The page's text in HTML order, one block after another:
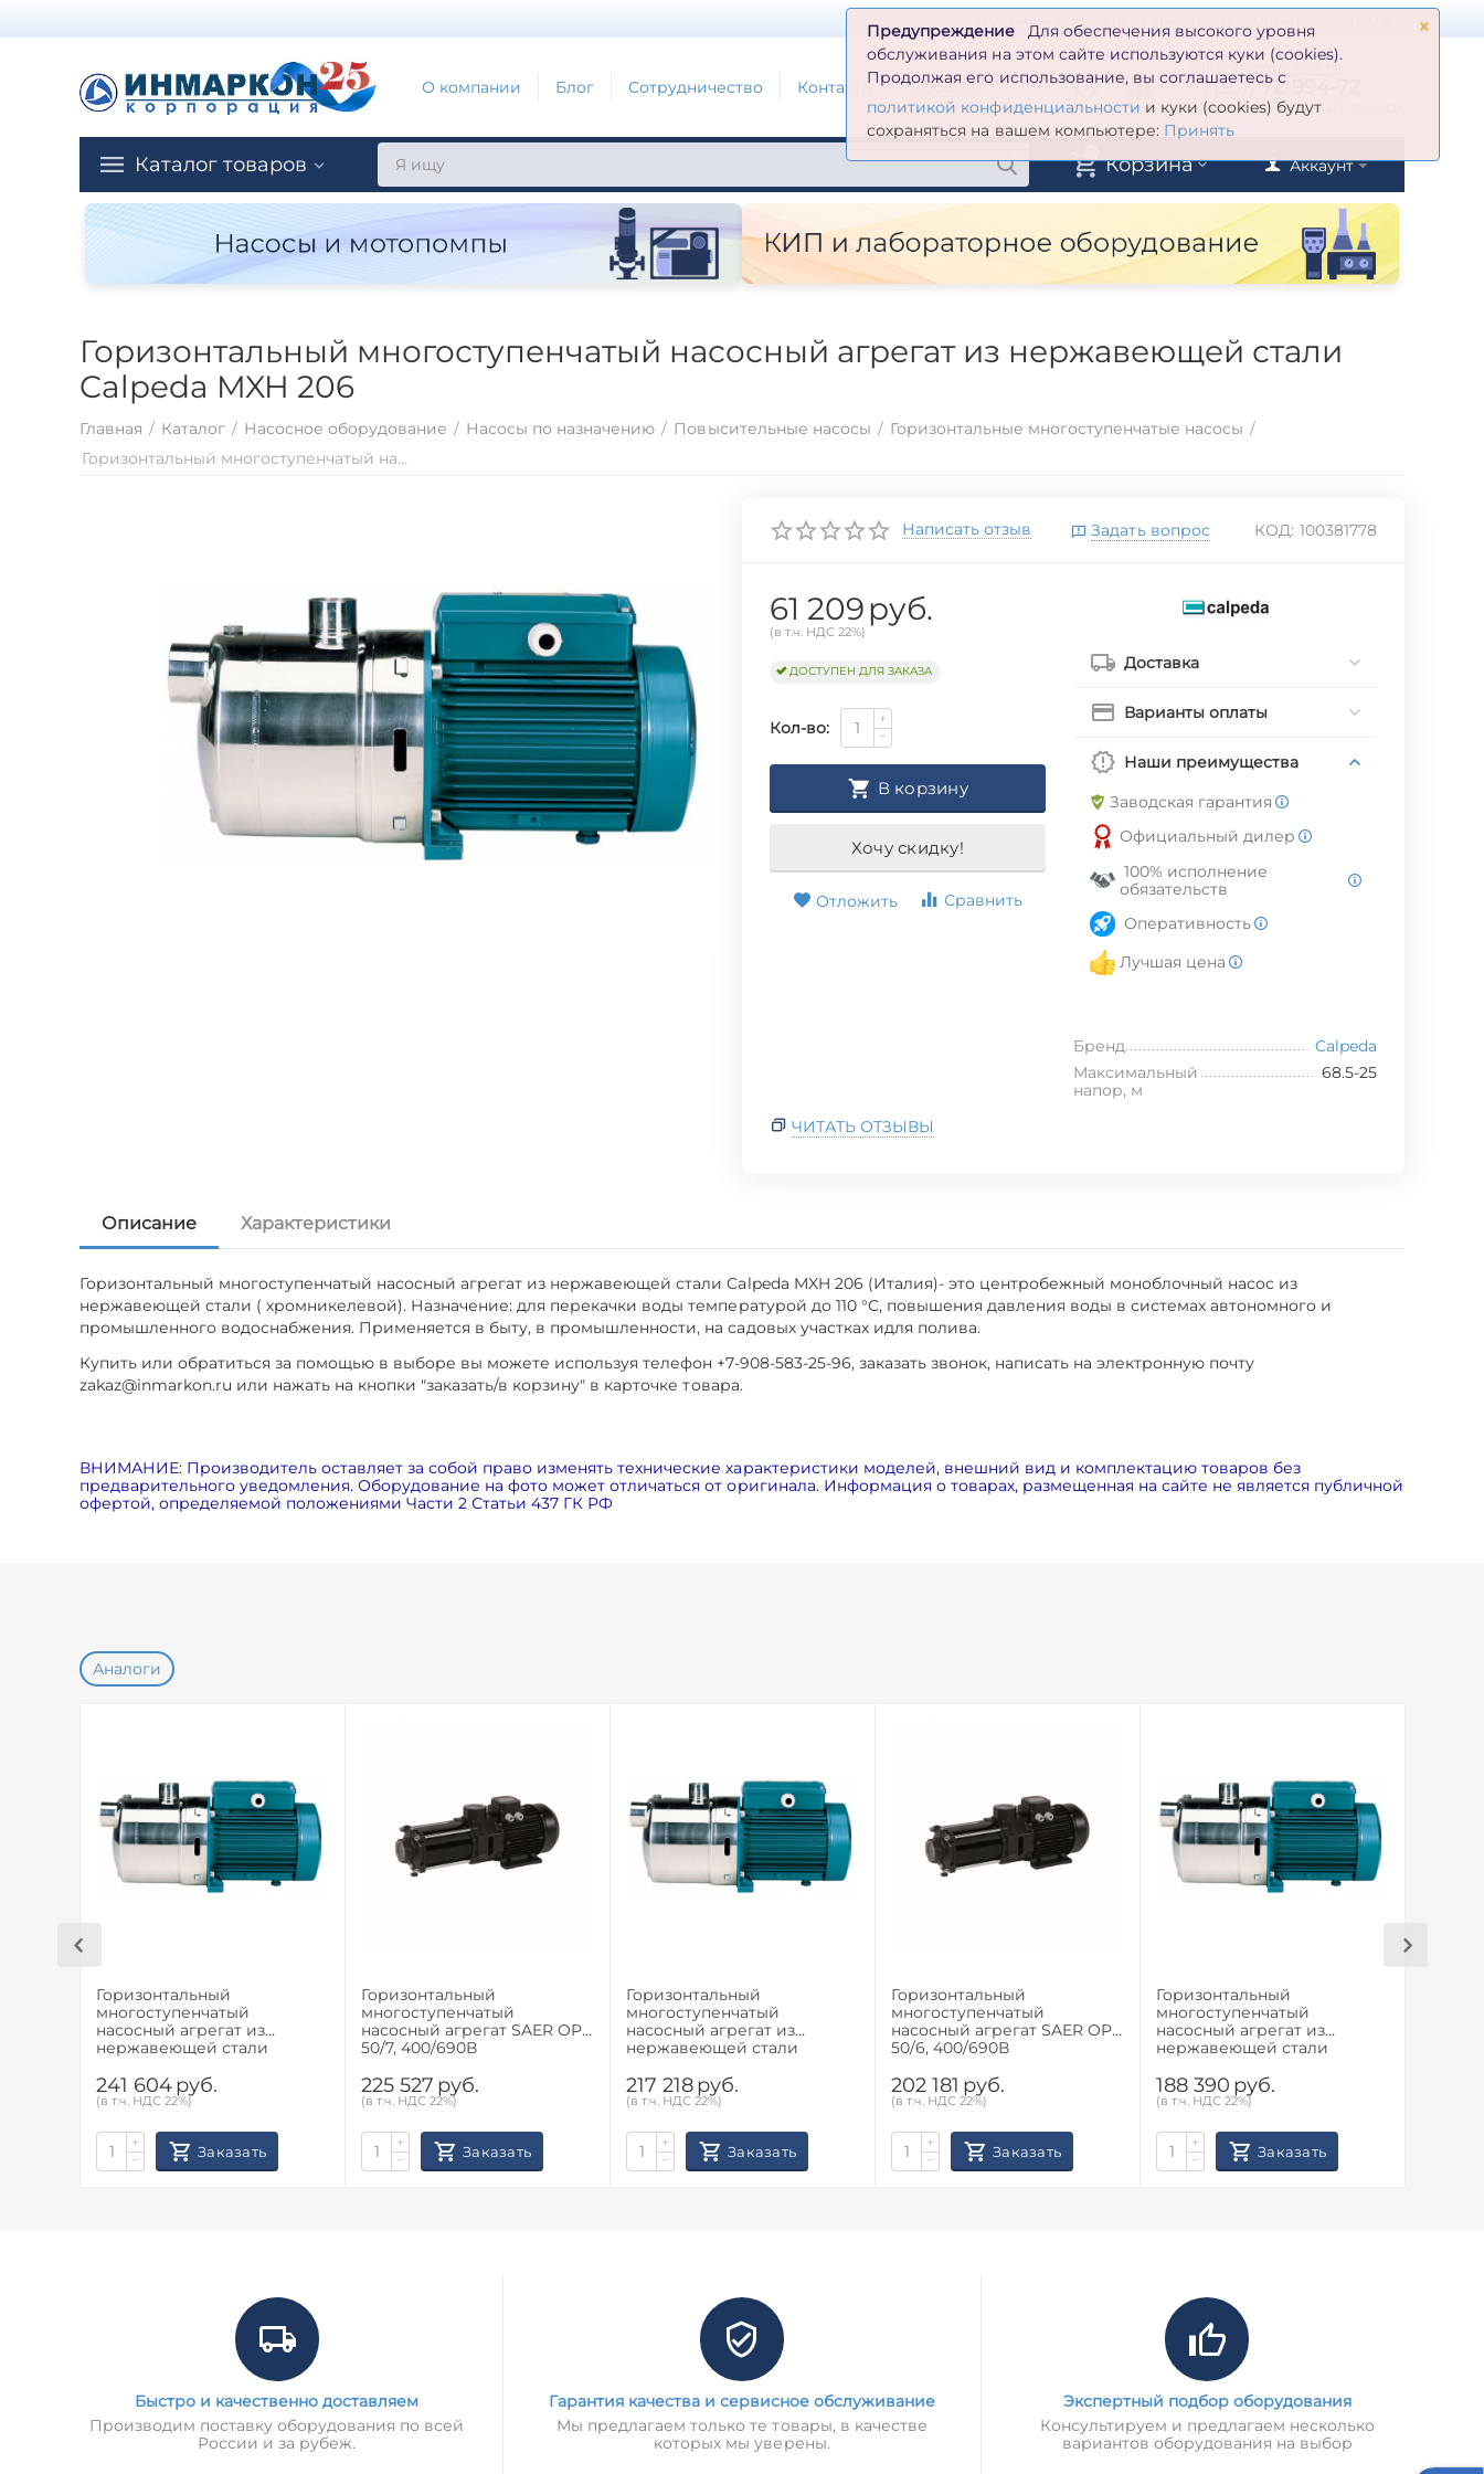
×
Предупреждение
Для обеспечения высокого уровня
обслуживания на этом сайте используются куки (cookies).
Продолжая его использование, вы соглашаетесь с
политикой конфиденциальности и куки (cookies) будут
сохраняться на вашем компьютере: Принять
О компании Блог Сотрудничество Контакты Глоссарий
zakaz@inmarkon.ru
+7(351)72-994-72
Заказать обратный звонок
Каталог товаров Аккаунт
Корзина
Горизонтальный многоступенчатый насосный агрегат из нержавеющей стали
Calpeda MXH 206
Главная / Каталог / Насосное оборудование / Насосы по назначению / Повысительные насосы / Горизонтальные многоступенчатые насосы /
Горизонтальный многоступенчатый насосный агрегат из нержавеющей стали Calpeda MXH 206
Написать отзыв Задать вопрос КОД: 100381778
61 209руб.
(в т.ч. НДС 22%)
ДОСТУПЕН ДЛЯ ЗАКАЗА
Кол-во:
+
−
В корзину
Хочу скидку!
Отложить Сравнить
Доставка
Варианты оплаты
Наши преимущества
Заводская гарантия
Официальный дилер
100% исполнение
обязательств
Оперативность
Лучшая цена
Бренд
Calpeda
Максимальный
напор, м
68.5-25
ЧИТАТЬ ОТЗЫВЫ
Описание Характеристики
Горизонтальный многоступенчатый насосный агрегат из нержавеющей стали Calpeda MXH 206 (Италия)- это центробежный моноблочный насос из
нержавеющей стали ( хромникелевой). Назначение: для перекачки воды температурой до 110 °С, повышения давления воды в системах автономного и
промышленного водоснабжения. Применяется в быту, в промышленности, на садовых участках идля полива.
Купить или обратиться за помощью в выборе вы можете используя телефон +7-908-583-25-96, заказать звонок, написать на электронную почту
zakaz@inmarkon.ru или нажать на кнопки "заказать/в корзину" в карточке товара.
ВНИМАНИЕ: Производитель оставляет за собой право изменять технические характеристики моделей, внешний вид и комплектацию товаров без
предварительного уведомления. Оборудование на фото может отличаться от оригинала. Информация о товарах, размещенная на сайте не является публичной
офертой, определяемой положениями Части 2 Статьи 437 ГК РФ
Аналоги
Горизонтальный
многоступенчатый
насосный агрегат из
нержавеющей стали
241 604руб.
(в т.ч. НДС 22%)
+
−
Заказать
Горизонтальный
многоступенчатый
насосный агрегат SAER OP
50/7, 400/690В
225 527 руб.
(в т.ч. НДС 22%)
+
−
Заказать
Горизонтальный
многоступенчатый
насосный агрегат из
нержавеющей стали
217 218руб.
(в т.ч. НДС 22%)
+
−
Заказать
Горизонтальный
многоступенчатый
насосный агрегат SAER OP
50/6, 400/690В
202 181 руб.
(в т.ч. НДС 22%)
+
−
Заказать
Горизонтальный
многоступенчатый
насосный агрегат из
нержавеющей стали
188 390 руб.
(в т.ч. НДС 22%)
+
−
Заказать
Быстро и качественно доставляем
Производим поставку оборудования по всей
России и за рубеж.
Гарантия качества и сервисное обслуживание
Мы предлагаем только те товары, в качестве
которых мы уверены.
Экспертный подбор оборудования
Консультируем и предлагаем несколько
вариантов оборудования на выбор